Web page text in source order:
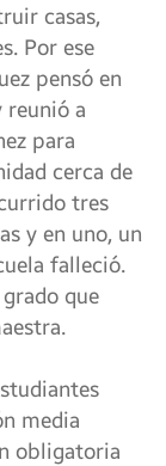
casas,
Por ese
pensó en
reunió a
para
cerca de
tres
y en uno, un
falleció.
que
media
obligatoria